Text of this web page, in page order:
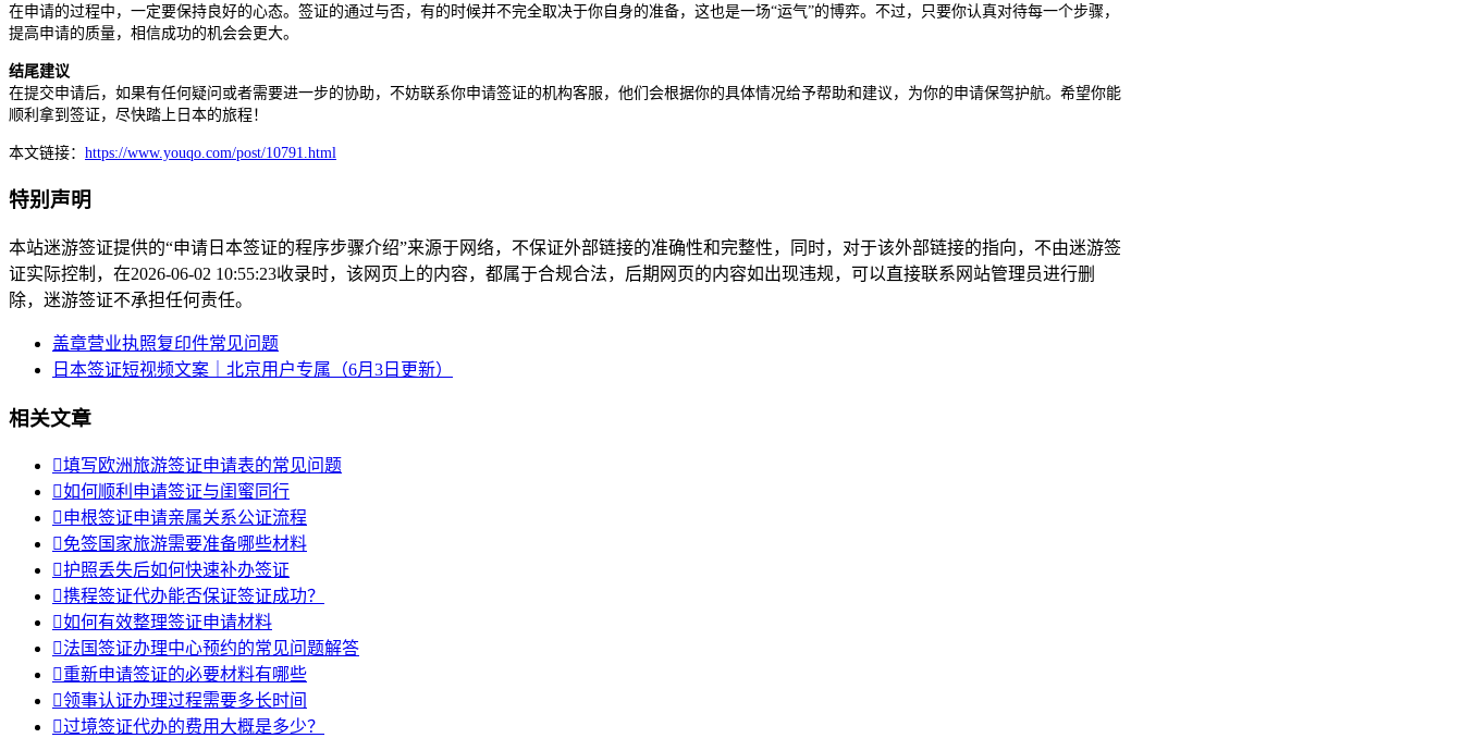
在申请的过程中，一定要保持良好的心态。签证的通过与否，有的时候并不完全取决于你自身的准备，这也是一场“运气”的博弈。不过，只要你认真对待每一个步骤，
提高申请的质量，相信成功的机会会更大。
结尾建议
在提交申请后，如果有任何疑问或者需要进一步的协助，不妨联系你申请签证的机构客服，他们会根据你的具体情况给予帮助和建议，为你的申请保驾护航。希望你能
顺利拿到签证，尽快踏上日本的旅程！
本文链接： https://www.youqo.com/post/10791.html
特别声明
本站迷游签证提供的“申请日本签证的程序步骤介绍”来源于网络，不保证外部链接的准确性和完整性，同时，对于该外部链接的指向，不由迷游签
证实际控制，在2026-06-02 10:55:23收录时，该网页上的内容，都属于合规合法，后期网页的内容如出现违规，可以直接联系网站管理员进行删
除，迷游签证不承担任何责任。
盖章营业执照复印件常见问题
日本签证短视频文案｜北京用户专属（6月3日更新）
相关文章
填写欧洲旅游签证申请表的常见问题
如何顺利申请签证与闺蜜同行
申根签证申请亲属关系公证流程
免签国家旅游需要准备哪些材料
护照丢失后如何快速补办签证
携程签证代办能否保证签证成功？
如何有效整理签证申请材料
法国签证办理中心预约的常见问题解答
重新申请签证的必要材料有哪些
领事认证办理过程需要多长时间
过境签证代办的费用大概是多少？